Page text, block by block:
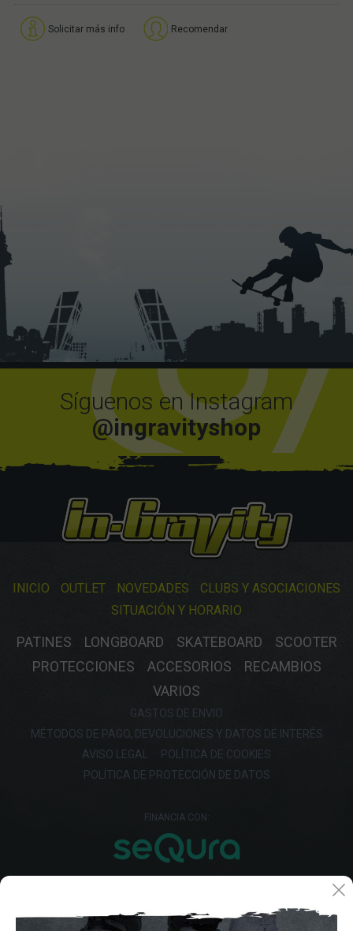
Solicitar más info Recomendar
Síguenos en Instagram
@ingravityshop
INICIO OUTLET NOVEDADES
CLUBS Y ASOCIACIONES
SITUACIÓN Y HORARIO
PATINES LONGBOARD SKATEBOARD
SCOOTER
PROTECCIONES
ACCESORIOS
RECAMBIOS
VARIOS
GASTOS DE ENVIO
MÉTODOS DE PAGO, DEVOLUCIONES Y DATOS DE INTERÉS
AVISO LEGAL
POLÍTICA DE COOKIES
POLÍTICA DE PROTECCIÓN DE DATOS
FINANCIA CON: